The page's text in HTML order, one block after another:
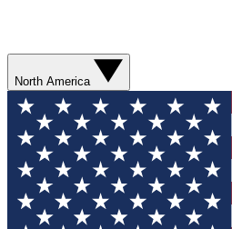
North America